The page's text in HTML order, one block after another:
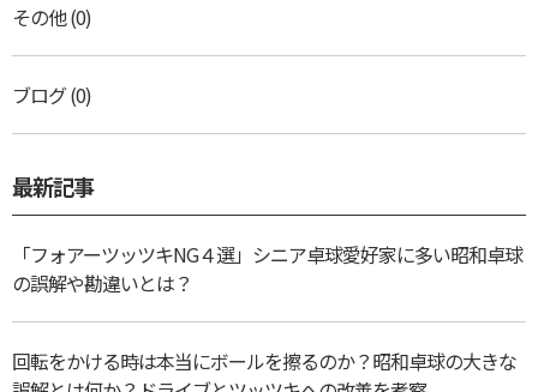
その他(0)
ブログ(0)
最新記事
「フォアーツッツキNG４選」シニア卓球愛好家に多い昭和卓球
の誤解や勘違いとは？
回転をかける時は本当にボールを擦るのか？昭和卓球の大きな